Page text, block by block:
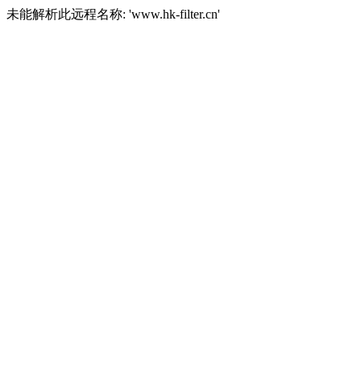
未能解析此远程名称: 'www.hk-filter.cn'